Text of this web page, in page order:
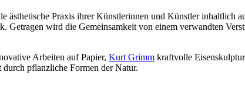
ästhetische Praxis ihrer Künstlerinnen und Künstler inhaltlich
Getragen wird die Gemeinsamkeit von einem verwandten
Arbeiten auf Papier, Kurt Grimm kraftvolle
pflanzliche Formen der Natur.